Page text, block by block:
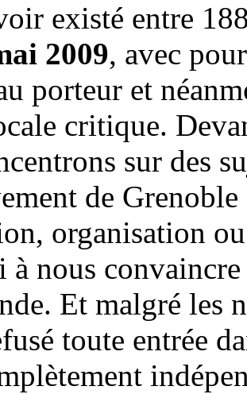
existé entre
2009, avec
porteur et
critique.
sur des
de
organisation
à nous
Et malgré les
toute entrée